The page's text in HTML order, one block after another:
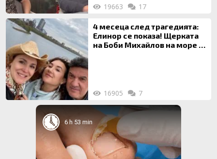
19663 17
4 месеца след трагедията:
Елинор се показа! Щерката
на Боби Михайлов на море с
16905 7
6 h 53 min